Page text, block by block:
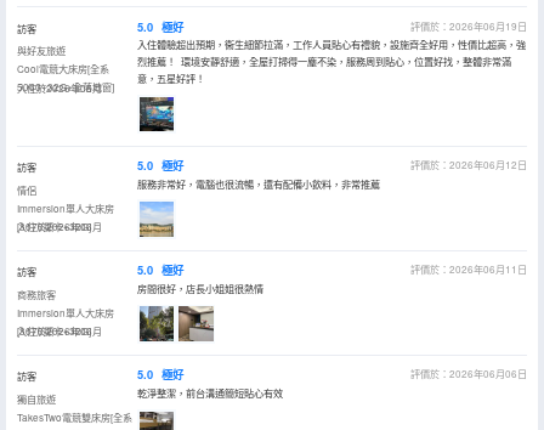
訪客
與好友旅遊
Cool電競大床房[全系
5060+32G+全落地窗]
入住於2026年06月
5.0 極好
評價於：2026年06月19日
入住體驗超出預期，衞生細節拉滿，工作人員貼心有禮貌，設施齊全好用，性價比超高，強
烈推薦！ 環境安靜舒適，全屋打掃得一塵不染，服務周到貼心，位置好找，整體非常滿
意，五星好評！
訪客
情侶
Immersion單人大床房
[3070顯卡+32G]
入住於2026年06月
5.0 極好
評價於：2026年06月12日
服務非常好，電腦也很流暢，還有配備小飲料，非常推薦
訪客
商務旅客
Immersion單人大床房
[3070顯卡+32G]
入住於2026年06月
5.0 極好
評價於：2026年06月11日
房間很好，店長小姐姐很熱情
訪客
獨自旅遊
TakesTwo電競雙床房[全系
5.0 極好
評價於：2026年06月06日
乾淨整潔，前台溝通簡短貼心有效